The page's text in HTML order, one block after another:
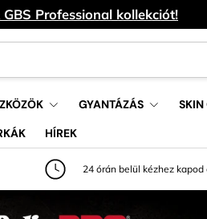
Professional kollekciót!
GYANTÁZÁS
SKIN
HÍREK
24 órán belül kézhez kapod